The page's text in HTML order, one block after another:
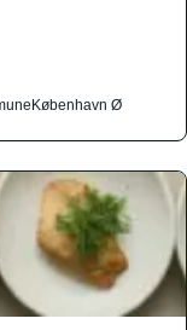
København Ø